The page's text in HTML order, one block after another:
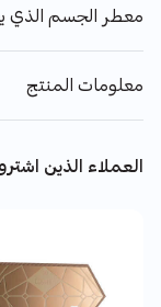
معطر الجسم الذي
معلومات المنتج
العملاء الذين